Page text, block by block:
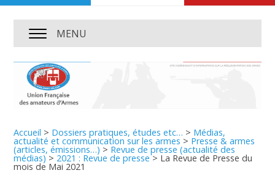
MENU
Accueil > Dossiers pratiques, études etc… > Médias,
actualité et communication sur les armes > Presse & armes
(articles, émissions…) > Revue de presse (actualité des
médias)> 2021 : Revue de presse> La Revue de Presse du
mois de Mai 2021